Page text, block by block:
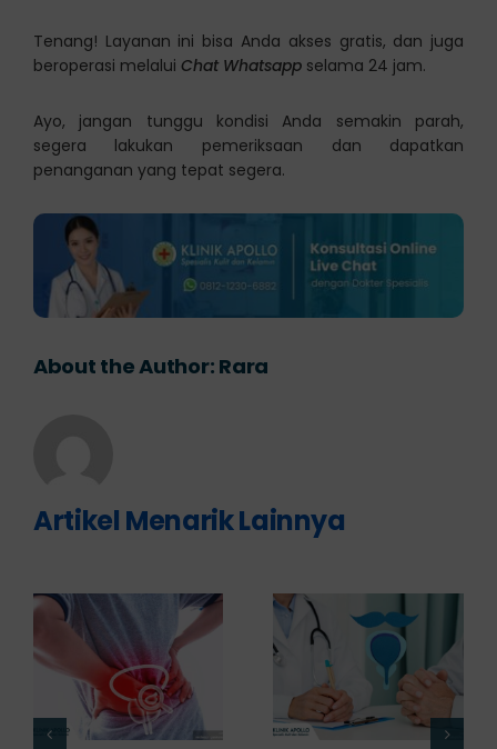
Tenang! Layanan ini bisa Anda akses gratis, dan juga
beroperasi melalui Chat Whatsappselama 24 jam.
Ayo, jangan tunggu kondisi Anda semakin parah,
segera lakukan pemeriksaan dan dapatkan
penanganan yang tepat segera.
About the Author: Rara
Artikel Menarik Lainnya